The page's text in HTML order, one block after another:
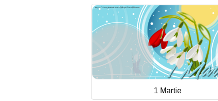
1 Martie